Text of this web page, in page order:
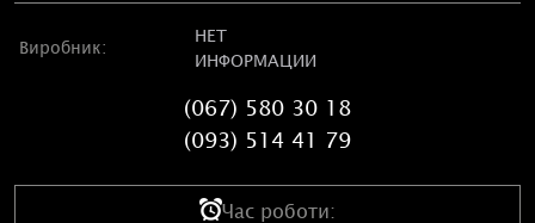
Виробник:
НЕТ
ИНФОРМАЦИИ
(067) 580 30 18
(093) 514 41 79
Час роботи: